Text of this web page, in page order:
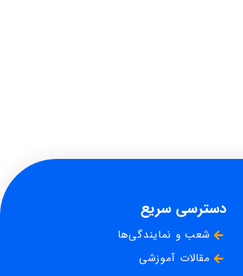
دسترسی سریع
شعب و نمایندگی‌ها
مقالات آموزشی